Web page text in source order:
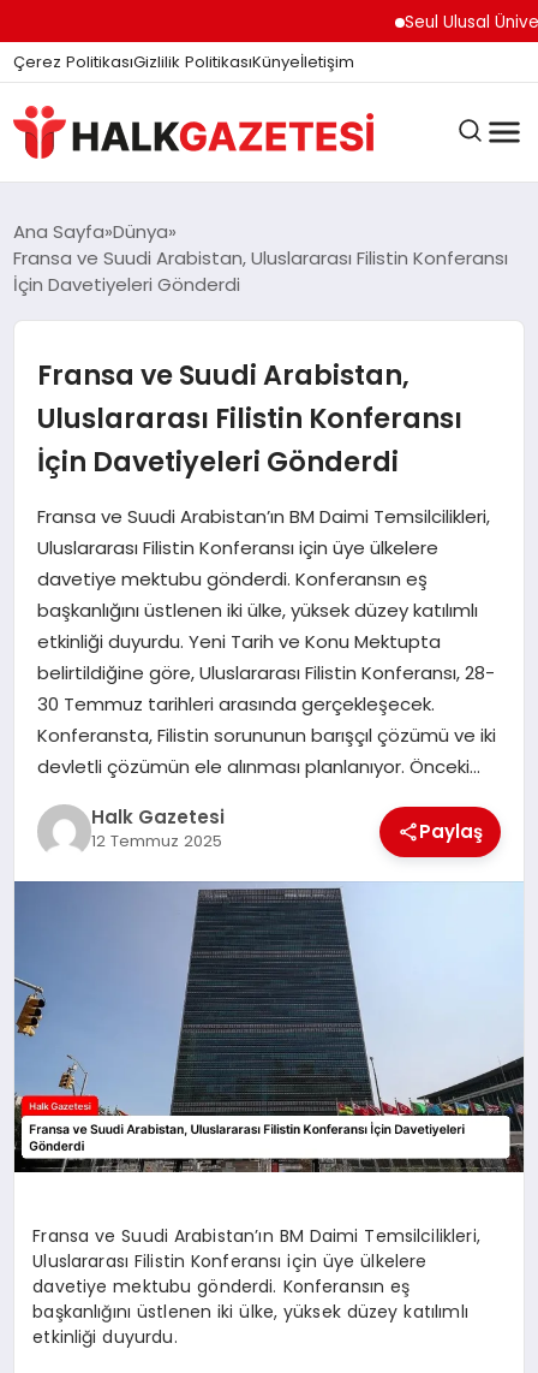
Seul Ulusal
Çerez PolitikasıGizlilik PolitikasıKünyeİletişim
DÜNYA
EĞITIM
EKONOMI
MAGAZIN
SAĞLIK
SIYASET
SPOR
YAŞAM
Ana Sayfa Dünya
Fransa ve Suudi Arabistan, Uluslararası Filistin Konferansı
İçin Davetiyeleri Gönderdi
Fransa ve Suudi Arabistan,
Uluslararası Filistin Konferansı
İçin Davetiyeleri Gönderdi
Fransa ve Suudi Arabistan’ın BM Daimi Temsilcilikleri,
Uluslararası Filistin Konferansı için üye ülkelere
davetiye mektubu gönderdi. Konferansın eş
başkanlığını üstlenen iki ülke, yüksek düzey katılımlı
etkinliği duyurdu. Yeni Tarih ve Konu Mektupta
belirtildiğine göre, Uluslararası Filistin Konferansı, 28-
30 Temmuz tarihleri arasında gerçekleşecek.
Konferansta, Filistin sorununun barışçıl çözümü ve iki
devletli çözümün ele alınması planlanıyor. Önceki…
Halk Gazetesi
12 Temmuz 2025 Paylaş
Fransa ve Suudi Arabistan’ın BM Daimi Temsilcilikleri,
Uluslararası Filistin Konferansı için üye ülkelere
davetiye mektubu gönderdi. Konferansın eş
başkanlığını üstlenen iki ülke, yüksek düzey katılımlı
etkinliği duyurdu.